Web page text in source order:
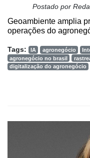
Postado por
Geoambiente amplia
operações do
Tags: IA agronegócio
agronegócio no brasil
digitalização do agronegócio